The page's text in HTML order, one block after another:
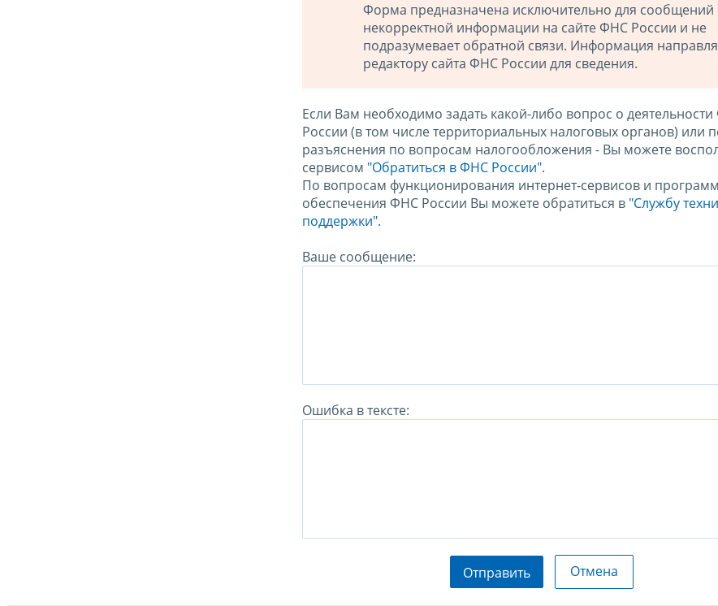
Форма предназначена исключительно для сообщений
некорректной информации на сайте ФНС России и не
подразумевает обратной связи. Информация
редактору сайта ФНС России для сведения.
Если Вам необходимо задать какой-либо вопрос о
России (в том числе территориальных налоговых органов) или
разъяснения по вопросам налогообложения - Вы можете
сервисом "Обратиться в ФНС России".
По вопросам функционирования интернет-сервисов и
обеспечения ФНС России Вы можете обратиться в "Службу
поддержки".
Ваше сообщение:
Ошибка в тексте:
Отправить Отмена